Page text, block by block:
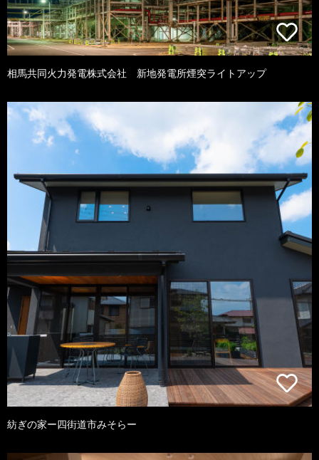
相馬共同火力発電株式会社 新地発電所煙突ライトアップ
紡ぎの家ー四街道市みそらー